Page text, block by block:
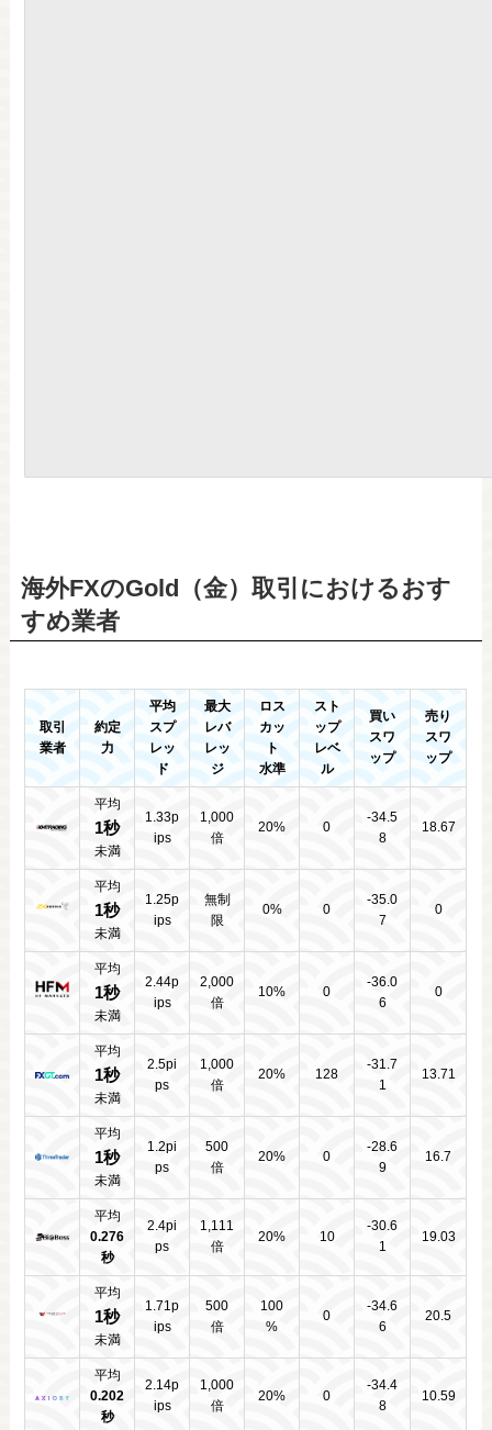
海外FXのGold（金）取引におけるおす
すめ業者
取引
業者
約定
力
平均
スプ
レッ
ド
最大
レバ
レッ
ジ
ロス
カッ
ト
水準
スト
ップ
レベ
ル
買い
スワ
ップ
売り
スワ
ップ
平均
1秒
未満
1.33p
ips
1,000
倍
20% 0
-34.5
8
18.67
平均
1秒
未満
1.25p
ips
無制
限
0% 0
-35.0
7
0
平均
1秒
未満
2.44p
ips
2,000
倍
10% 0
-36.0
6
0
平均
1秒
未満
2.5pi
ps
1,000
倍
20% 128
-31.7
1
13.71
平均
1秒
未満
1.2pi
ps
500
倍
20% 0
-28.6
9
16.7
平均
0.276
秒
2.4pi
ps
1,111
倍
20% 10
-30.6
1
19.03
平均
1秒
未満
1.71p
ips
500
倍
100
%
0
-34.6
6
20.5
平均
0.202
秒
2.14p
ips
1,000
倍
20% 0
-34.4
8
10.59